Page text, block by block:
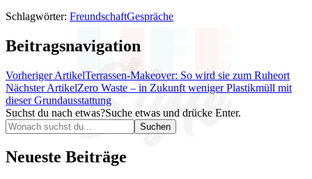
Schlagwörter: FreundschaftGespräche
Beitragsnavigation
Vorheriger ArtikelTerrassen-Makeover: So wird sie zum Ruheort
Nächster ArtikelZero Waste – in Zukunft weniger Plastikmüll mit
dieser Grundausstattung
Suchst du nach etwas?Suche etwas und drücke Enter.
Neueste Beiträge